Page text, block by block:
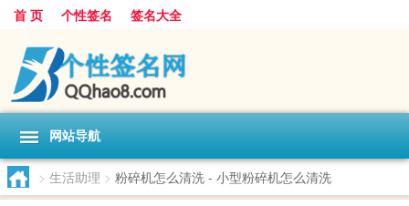
首 页 个性签名 签名大全
网站导航
> 生活助理 > 粉碎机怎么清洗 - 小型粉碎机怎么清洗